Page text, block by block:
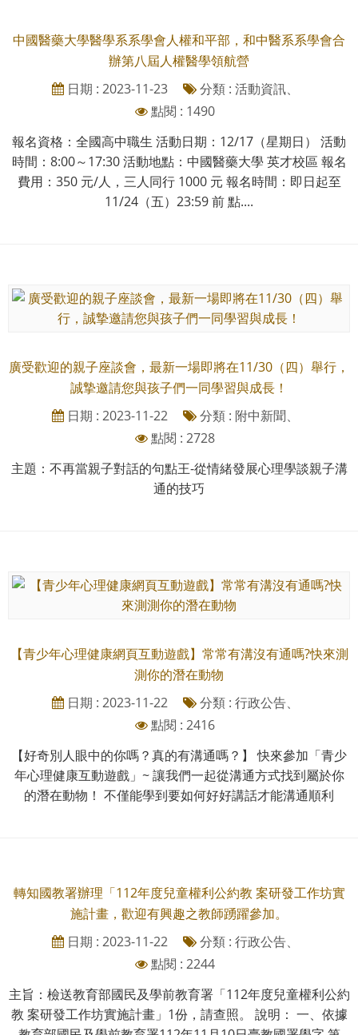
中國醫藥大學醫學系系學會人權和平部，和中醫系系學會合
辦第八屆人權醫學領航營
日期 : 2023-11-23
分類 : 活動資訊、
點閱 : 1490
報名資格：全國高中職生 活動日期：12/17（星期日） 活動
時間：8:00～17:30 活動地點：中國醫藥大學 英才校區 報名
費用：350 元/人，三人同行 1000 元 報名時間：即日起至
11/24（五）23:59 前 點....
廣受歡迎的親子座談會，最新一場即將在11/30（四）舉行，
誠摯邀請您與孩子們一同學習與成長！
日期 : 2023-11-22
分類 : 附中新聞、
點閱 : 2728
主題：不再當親子對話的句點王-從情緒發展心理學談親子溝
通的技巧
【青少年心理健康網頁互動遊戲】常常有溝沒有通嗎?快來測
測你的潛在動物
日期 : 2023-11-22
分類 : 行政公告、
點閱 : 2416
【好奇別人眼中的你嗎？真的有溝通嗎？】 快來參加「青少
年心理健康互動遊戲」~ 讓我們一起從溝通方式找到屬於你
的潛在動物！ 不僅能學到要如何好好講話才能溝通順利
轉知國教署辦理「112年度兒童權利公約教 案研發工作坊實
施計畫，歡迎有興趣之教師踴躍參加。
日期 : 2023-11-22
分類 : 行政公告、
點閱 : 2244
主旨：檢送教育部國民及學前教育署「112年度兒童權利公約
教 案研發工作坊實施計畫」1份，請查照。 說明： 一、依據